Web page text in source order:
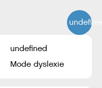
undefined
Mode dyslexie